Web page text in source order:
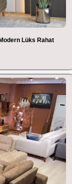
Lüks Rahat